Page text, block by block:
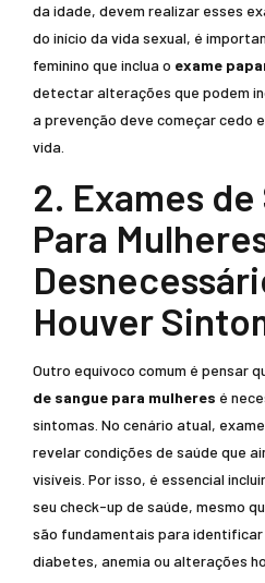
da idade, devem realizar esses
do início da vida sexual, é
feminino que inclua o exame
detectar alterações que podem
a prevenção deve começar cedo
vida.
2. Exames
Para
Houver
Outro equívoco comum é pensar
de sangue para mulheres é
sintomas. No cenário atual,
revelar condições de saúde que
visíveis. Por isso, é essencial incluir
seu check-up de saúde, mesmo
são fundamentais para
diabetes, anemia ou alterações